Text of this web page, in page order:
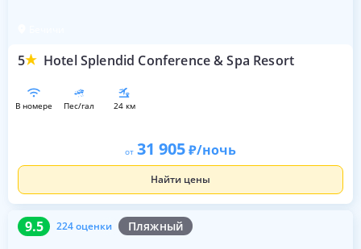
5 Hotel Splendid Conference & Spa Resort
в номере пес/гал 24 км
от 31 905 /ночь
Найти цены
9.5 224 оценки Пляжный
9.5 224 оценки